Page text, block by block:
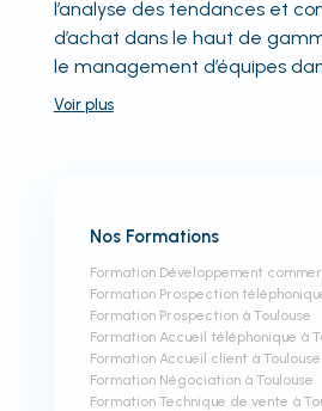
l’analyse des tendances et
d’achat dans le haut de
le management d’équipes
Voir plus
Nos Formations
Formation Développement
Formation Prospection
Formation Prospection à Toulouse
Formation Accueil téléphonique à
Formation Accueil client à Toulouse
Formation Négociation à Toulouse
Formation Technique de vente à